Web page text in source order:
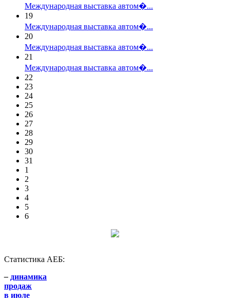
Международная выставка автом�...
19
Международная выставка автом�...
20
Международная выставка автом�...
21
Международная выставка автом�...
22
23
24
25
26
27
28
29
30
31
1
2
3
4
5
6
Статистика АЕБ:
– динамика
продаж
в июле